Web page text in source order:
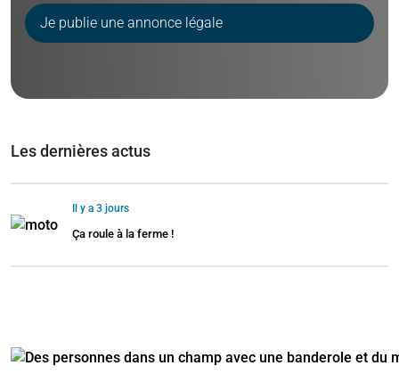
Je publie une annonce légale
Les dernières actus
Il y a 3 jours
Ça roule à la ferme !